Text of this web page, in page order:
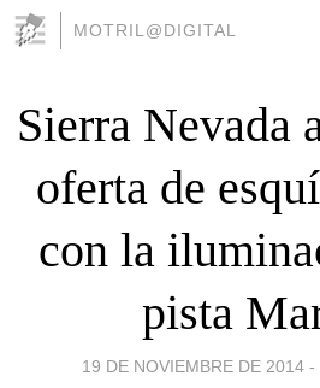
MOTRIL@DIGITAL
Sierra Nevada
oferta de
con la
pista
19 DE NOVIEMBRE DE 2014 -